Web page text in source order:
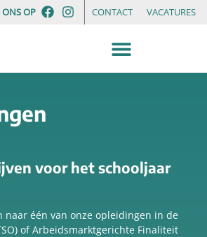
OP CONTACT VACATURES
voor hetschooljaar
naar één van onze opleidingen in de
of Arbeidsmarktgerichte Finaliteit